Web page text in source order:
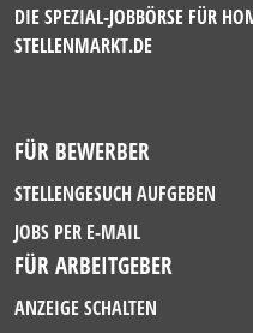
DIE SPEZIAL-JOBBÖRSE FÜR
STELLENMARKT.DE
FÜR BEWERBER
STELLENGESUCH AUFGEBEN
JOBS PER E-MAIL
FÜR ARBEITGEBER
ANZEIGE SCHALTEN